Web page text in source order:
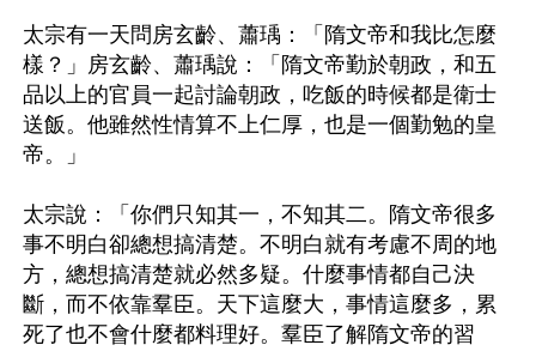
太宗有一天問房玄齡、蕭瑀：「隋文帝和我比怎麼
樣？」房玄齡、蕭瑀說：「隋文帝勤於朝政，和五
品以上的官員一起討論朝政，吃飯的時候都是衛士
送飯。他雖然性情算不上仁厚，也是一個勤勉的皇
帝。」
太宗說：「你們只知其一，不知其二。隋文帝很多
事不明白卻總想搞清楚。不明白就有考慮不周的地
方，總想搞清楚就必然多疑。什麼事情都自己決
斷，而不依靠羣臣。天下這麼大，事情這麼多，累
死了也不會什麼都料理好。羣臣了解隋文帝的習